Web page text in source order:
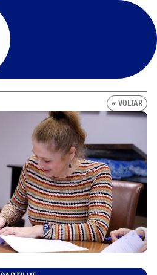
« VOLTAR